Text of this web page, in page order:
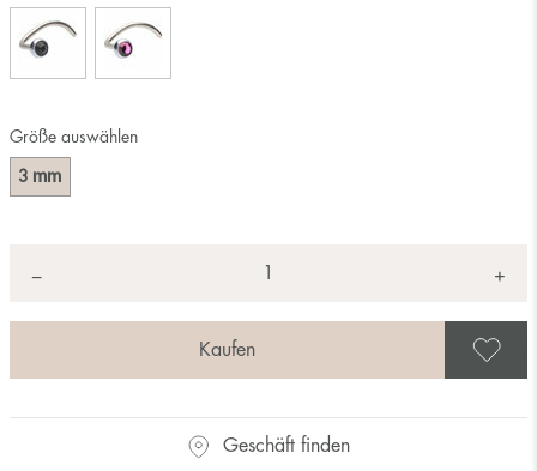
Größe auswählen
3 mm
− +
Geschäft finden